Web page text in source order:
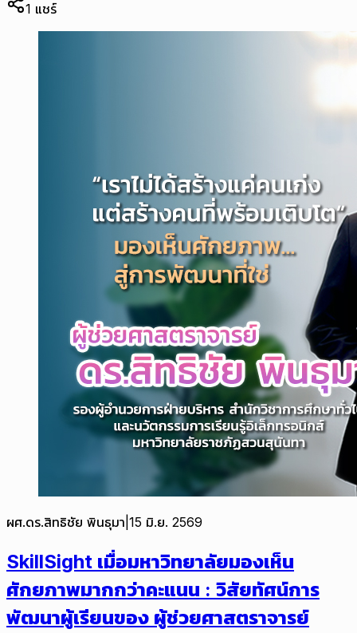
1 แชร์
ผศ.ดร.สิทธิชัย พินธุมา 15 มิ.ย. 2569
SkillSight เมื่อมหาวิทยาลัยมองเห็น
ศักยภาพมากกว่าคะแนน : วิสัยทัศน์การ
พัฒนาผู้เรียนของ ผู้ช่วยศาสตราจารย์